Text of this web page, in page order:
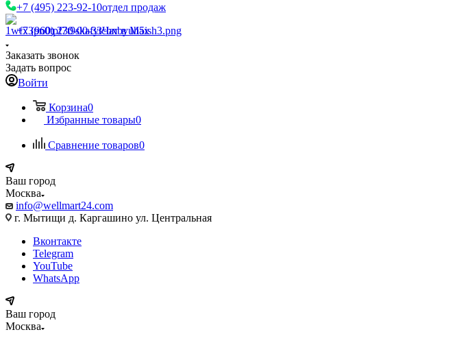
+7 (495) 223-92-10отдел продаж
+7 (960) 230-00-33Чат в Max
Заказать звонок
Задать вопрос
Войти
Корзина0
Избранные товары0
Сравнение товаров0
Ваш город
Москва
info@wellmart24.com
г. Мытищи д. Каргашино ул. Центральная
Вконтакте
Telegram
YouTube
WhatsApp
Ваш город
Москва